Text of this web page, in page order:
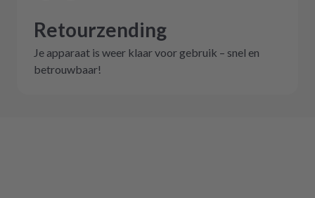
Retourzending
Je apparaat is weer klaar voor gebruik – snel en
betrouwbaar!